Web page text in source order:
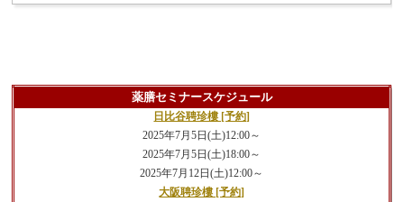
薬膳セミナースケジュール
日比谷聘珍樓 [予約]
2025年7月5日(土)12:00～
2025年7月5日(土)18:00～
2025年7月12日(土)12:00～
大阪聘珍樓 [予約]